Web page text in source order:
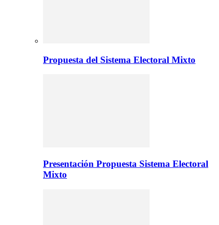
Propuesta del Sistema Electoral Mixto
Presentación Propuesta Sistema Electoral
Mixto